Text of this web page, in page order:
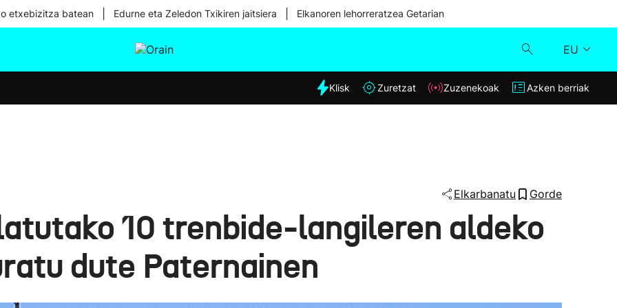
etxebizitza batean Edurne eta Zeledon Txikiren jaitsiera Elkanoren lehorreratzea Getarian
EU
Eguraldia
Klisk
Azken berriak
Klisk Zuretzat Zuzenekoak Azken berriak
Elkarbanatu Gorde
10 trenbide-langileren aldeko
dute Paternainen